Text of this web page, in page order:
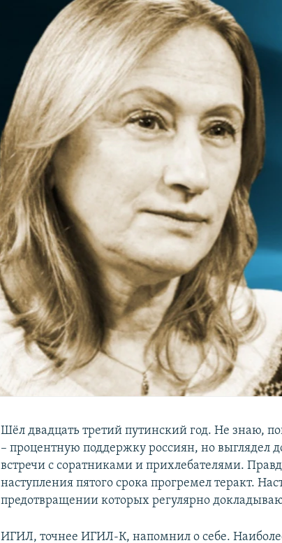
Шёл двадцать третий путинский год. Не знаю,
– процентную поддержку россиян, но выглядел
встречи с соратниками и прихлебателями.
наступления пятого срока прогремел теракт.
предотвращении которых регулярно
ИГИЛ, точнее ИГИЛ-К, напомнил о себе.